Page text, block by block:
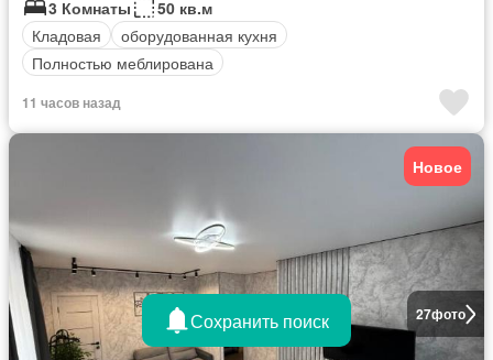
3 Комнаты
50 кв.м
Кладовая
оборудованная кухня
Полностью меблирована
11 часов назад
27фото
Новое
Сохранить поиск